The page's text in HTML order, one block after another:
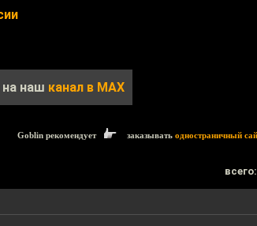
наш канал в MAX
Goblin рекомендует заказывать одностраничный